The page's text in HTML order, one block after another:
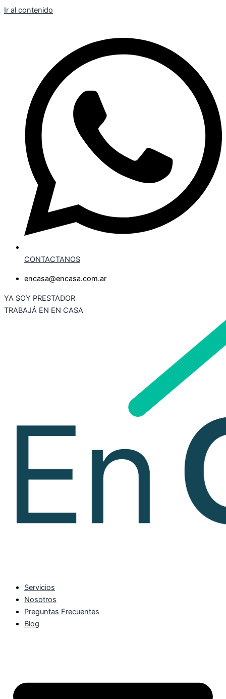
Ir al contenido
CONTACTANOS
encasa@encasa.com.ar
YA SOY PRESTADOR
TRABAJÁ EN EN CASA
Servicios
Nosotros
Preguntas Frecuentes
Blog